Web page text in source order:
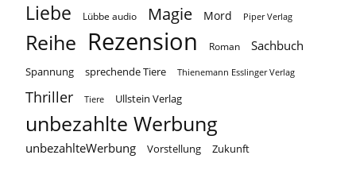
Liebe Lübbe audio Magie Mord Piper Verlag
Reihe Rezension Roman Sachbuch
Spannung sprechende Tiere Thienemann Esslinger Verlag
Thriller Tiere Ullstein Verlag
unbezahlte Werbung
unbezahlteWerbung Vorstellung Zukunft